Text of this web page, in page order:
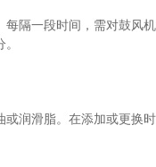
一段时间，需对鼓风
滑脂。在添加或更换